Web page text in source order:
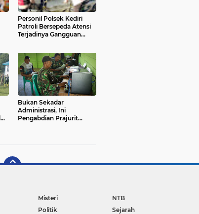
Personil Polsek Kediri
Patroli Bersepeda Atensi
Terjadinya Gangguan
Bukan Sekadar
Administrasi, Ini
Pengabdian Prajurit
Misteri
NTB
Politik Sejarah